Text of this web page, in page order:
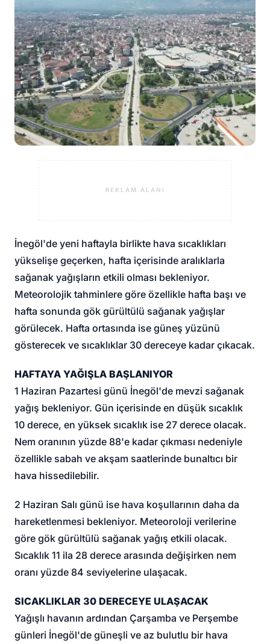
REKLAM ALANI
İnegöl'de yeni haftayla birlikte hava sıcaklıkları
yükselişe geçerken, hafta içerisinde aralıklarla
sağanak yağışların etkili olması bekleniyor.
Meteorolojik tahminlere göre özellikle hafta başı ve
hafta sonunda gök gürültülü sağanak yağışlar
görülecek. Hafta ortasında ise güneş yüzünü
gösterecek ve sıcaklıklar 30 dereceye kadar çıkacak.
HAFTAYA YAĞIŞLA BAŞLANIYOR
1 Haziran Pazartesi günü İnegöl'de mevzi sağanak
yağış bekleniyor. Gün içerisinde en düşük sıcaklık
10 derece, en yüksek sıcaklık ise 27 derece olacak.
Nem oranının yüzde 88'e kadar çıkması nedeniyle
özellikle sabah ve akşam saatlerinde bunaltıcı bir
hava hissedilebilir.
2 Haziran Salı günü ise hava koşullarının daha da
hareketlenmesi bekleniyor. Meteoroloji verilerine
göre gök gürültülü sağanak yağış etkili olacak.
Sıcaklık 11 ila 28 derece arasında değişirken nem
oranı yüzde 84 seviyelerine ulaşacak.
SICAKLIKLAR 30 DERECEYE ULAŞACAK
Yağışlı havanın ardından Çarşamba ve Perşembe
günleri İnegöl'de güneşli ve az bulutlu bir hava